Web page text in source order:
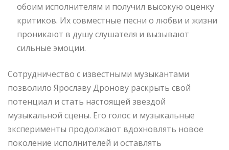
обоим исполнителям и получил высокую оценку
критиков. Их совместные песни о любви и жизни
проникают в душу слушателя и вызывают
сильные эмоции.
Сотрудничество с известными музыкантами
позволило Ярославу Дронову раскрыть свой
потенциал и стать настоящей звездой
музыкальной сцены. Его голос и музыкальные
эксперименты продолжают вдохновлять новое
поколение исполнителей и оставлять